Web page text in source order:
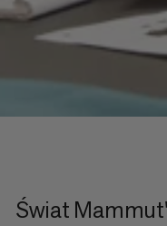
Świat